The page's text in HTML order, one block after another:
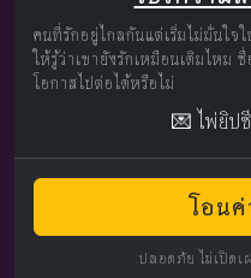
คนที่รักอยู่ไกลกันแต่เริ่มไม่มั่นใจ
ให้รู้ว่าเขายังรักเหมือนเดิมไหม
โอกาสไปต่อได้หรือไม่
💌 ไพ่ยิป
โอนค่
ปลอดภัย ไม่เปิดเ